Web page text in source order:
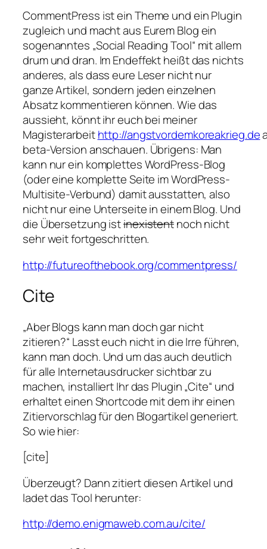
CommentPress ist ein Theme und ein Plugin
zugleich und macht aus Eurem Blog ein
sogenanntes „Social Reading Tool“ mit allem
drum und dran. Im Endeffekt heißt das nichts
anderes, als dass eure Leser nicht nur
ganze Artikel, sondern jeden einzelnen
Absatz kommentieren können. Wie das
aussieht, könnt ihr euch bei meiner
Magisterarbeithttp://angstvordemkoreakrieg.de
beta-Version anschauen. Übrigens: Man
kann nur ein komplettes WordPress-Blog
(oder eine komplette Seite im WordPress-
Multisite-Verbund) damit ausstatten, also
nicht nur eine Unterseite in einem Blog. Und
die Übersetzung istinexistentnoch nicht
sehr weit fortgeschritten.
http://futureofthebook.org/commentpress/
Cite
„Aber Blogs kann man doch gar nicht
zitieren?“ Lasst euch nicht in die Irre führen,
kann man doch. Und um das auch deutlich
für alle Internetausdrucker sichtbar zu
machen, installiert Ihr das Plugin „Cite“ und
erhaltet einen Shortcode mit dem ihr einen
Zitiervorschlag für den Blogartikel generiert.
So wie hier:
[cite]
Überzeugt? Dann zitiert diesen Artikel und
ladet das Tool herunter:
http://demo.enigmaweb.com.au/cite/